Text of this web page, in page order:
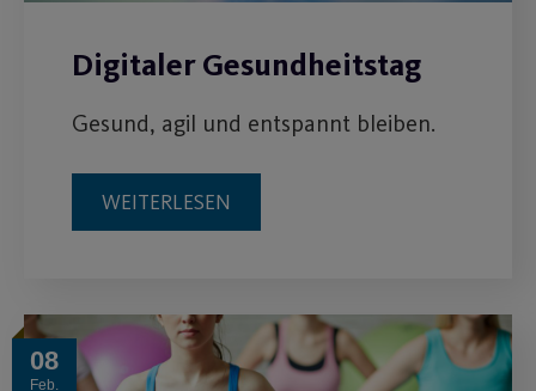
Digitaler Gesundheitstag
Gesund, agil und entspannt bleiben.
WEITERLESEN
08
Feb.